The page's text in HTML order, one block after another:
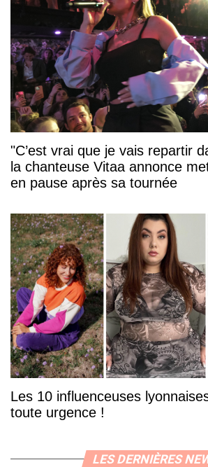
"C’est vrai que je vais repartir
la chanteuse Vitaa annonce
en pause après sa tournée
Les 10 influenceuses
toute urgence !
LES DERNIÈRES